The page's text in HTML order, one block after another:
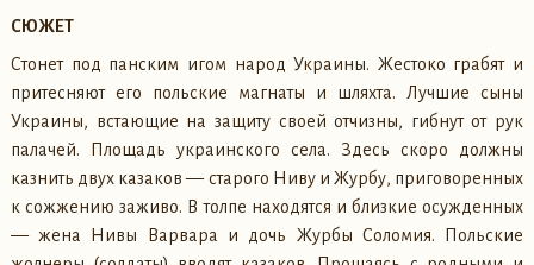
СЮЖЕТ
Стонет под панским игом народ Украины. Жестоко грабят и
притесняют его польские магнаты и шляхта. Лучшие сыны
Украины, встающие на защиту своей отчизны, гибнут от рук
палачей. Площадь украинского села. Здесь скоро должны
казнить двух казаков — старого Ниву и Журбу, приговоренных
к сожжению заживо. В толпе находятся и близкие осужденных
— жена Нивы Варвара и дочь Журбы Соломия. Польские